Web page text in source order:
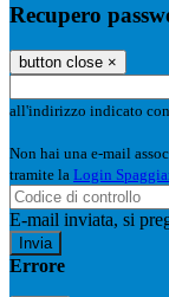
Recupero
button close ×
all'indirizzo indicato
Non hai una e-mail
tramite la Login
E-mail inviata, si
Errore